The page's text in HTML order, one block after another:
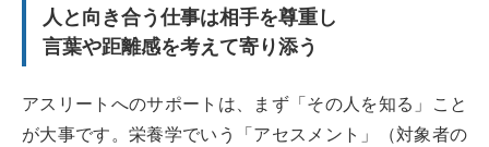
人と向き合う仕事は相手を尊重し
言葉や距離感を考えて寄り添う
アスリートへのサポートは、まず「その人を知る」こと
が大事です。栄養学でいう「アセスメント」（対象者の